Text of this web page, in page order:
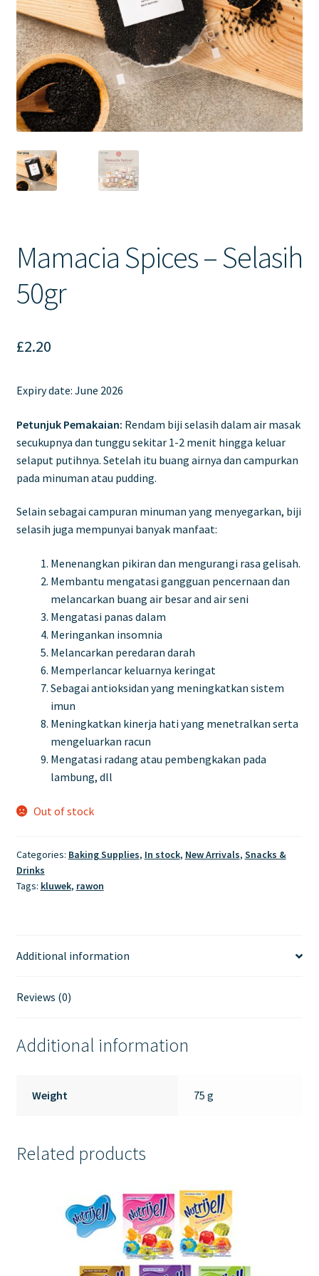
Contact Us
Mamacia Spices – Selasih
50gr
£2.20
Expiry date: June 2026
Petunjuk Pemakaian: Rendam biji selasih dalam air masak
secukupnya dan tunggu sekitar 1-2 menit hingga keluar
selaput putihnya. Setelah itu buang airnya dan campurkan
pada minuman atau pudding.
Selain sebagai campuran minuman yang menyegarkan, biji
selasih juga mempunyai banyak manfaat:
Menenangkan pikiran dan mengurangi rasa gelisah.
Membantu mengatasi gangguan pencernaan dan
melancarkan buang air besar and air seni
Mengatasi panas dalam
Meringankan insomnia
Melancarkan peredaran darah
Memperlancar keluarnya keringat
Sebagai antioksidan yang meningkatkan sistem
imun
Meningkatkan kinerja hati yang menetralkan serta
mengeluarkan racun
Mengatasi radang atau pembengkakan pada
lambung, dll
Out of stock
Categories: Baking Supplies, In stock, New Arrivals, Snacks &
Drinks
Tags: kluwek, rawon
Additional information
Reviews (0)
Additional information
Weight 75 g
Related products